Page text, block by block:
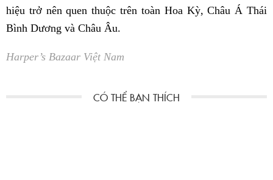
hiệu trở nên quen thuộc trên toàn Hoa Kỳ, Châu Á Thái
Bình Dương và Châu Âu.
Harper’s Bazaar Việt Nam